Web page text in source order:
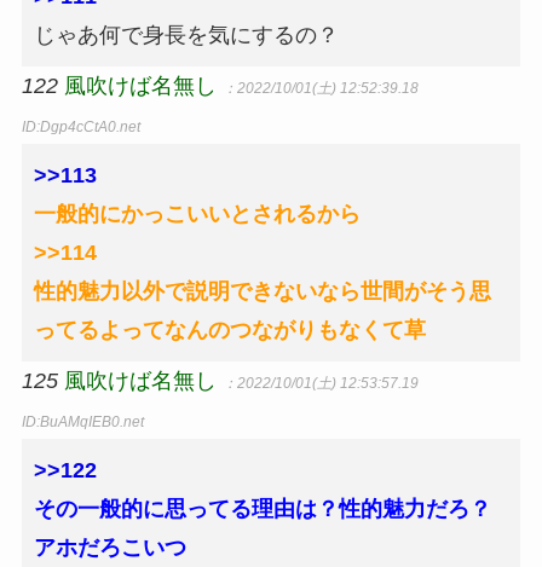
じゃあ何で身長を気にするの？
122 風吹けば名無し ：2022/10/01(土) 12:52:39.18
ID:Dgp4cCtA0.net
>>113
一般的にかっこいいとされるから
>>114
性的魅力以外で説明できないなら世間がそう思
ってるよってなんのつながりもなくて草
125 風吹けば名無し ：2022/10/01(土) 12:53:57.19
ID:BuAMqIEB0.net
>>122
その一般的に思ってる理由は？性的魅力だろ？
アホだろこいつ